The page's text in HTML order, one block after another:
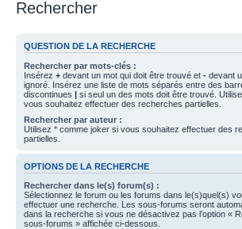
Rechercher
QUESTION DE LA RECHERCHE
Rechercher par mots-clés :
Insérez + devant un mot qui doit être trouvé et - devant
ignoré. Insérez une liste de mots séparés entre des
discontinues | si seul un des mots doit être trouvé.
vous souhaitez effectuer des recherches partielles.
Rechercher par auteur :
Utilisez * comme joker si vous souhaitez effectuer des
partielles.
OPTIONS DE LA RECHERCHE
Rechercher dans le(s) forum(s) :
Sélectionnez le forum ou les forums dans le(s)quel(s)
effectuer une recherche. Les sous-forums seront
dans la recherche si vous ne désactivez pas l’option «
sous-forums » affichée ci-dessous.